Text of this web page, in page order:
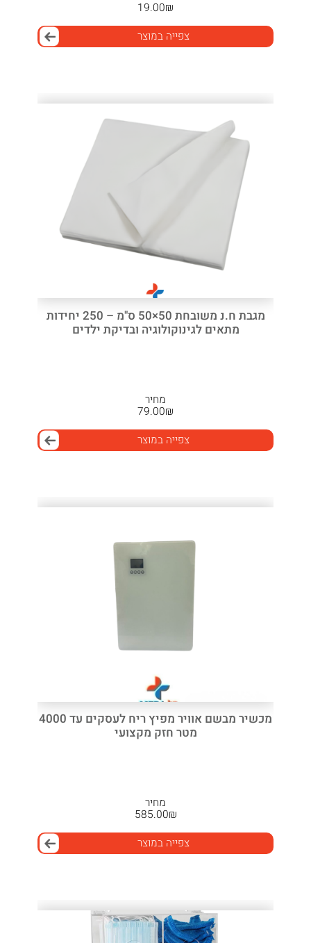
₪
19.00
צפייה במוצר
מגבת ח.נ משובחת 50×50 ס"מ – 250 יחידות
מתאים לגינוקולוגיה ובדיקת ילדים
מחיר
₪
79.00
צפייה במוצר
מכשיר מבשם אוויר מפיץ ריח לעסקים עד 4000
מטר חזק מקצועי
מחיר
₪
585.00
צפייה במוצר